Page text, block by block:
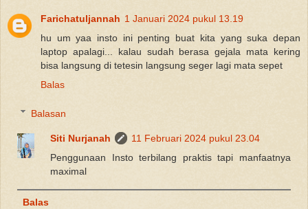
Farichatuljannah 1 Januari 2024 pukul 13.19
hu um yaa insto ini penting buat kita yang suka depan
laptop apalagi... kalau sudah berasa gejala mata kering
bisa langsung di tetesin langsung seger lagi mata sepet
Balas
Balasan
Siti Nurjanah
11 Februari 2024 pukul 23.04
Penggunaan Insto terbilang praktis tapi manfaatnya
maximal
Balas